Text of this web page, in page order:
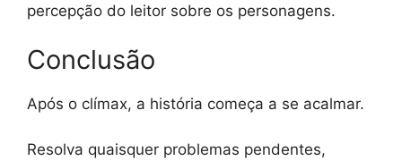
percepção do leitor sobre os personagens.
Conclusão
Após o clímax, a história começa a se acalmar.
Resolva quaisquer problemas pendentes,